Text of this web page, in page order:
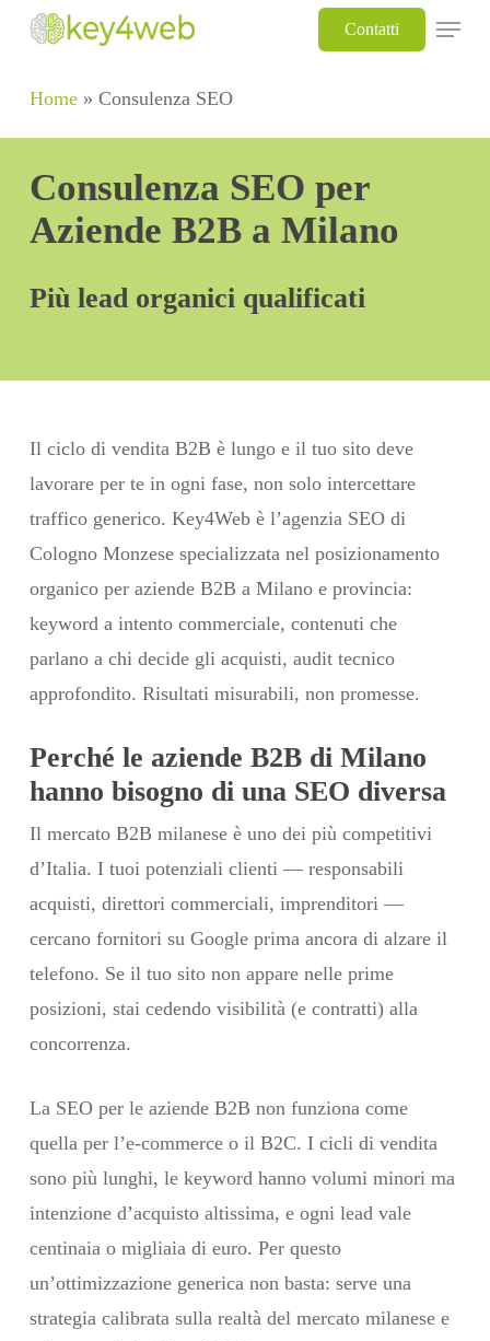
Skip
main
Contatti
Menu
Home» Consulenza SEO
Consulenza SEO per
Aziende B2B a Milano
Più lead organici qualificati
Il ciclo di vendita B2B è lungo e il tuo sito deve
lavorare per te in ogni fase, non solo intercettare
traffico generico. Key4Web è l’agenzia SEO di
Cologno Monzese specializzata nel posizionamento
organico per aziende B2B a Milano e provincia:
keyword a intento commerciale, contenuti che
parlano a chi decide gli acquisti, audit tecnico
approfondito. Risultati misurabili, non promesse.
Perché le aziende B2B di Milano
hanno bisogno di una SEO diversa
Il mercato B2B milanese è uno dei più competitivi
d’Italia. I tuoi potenziali clienti — responsabili
acquisti, direttori commerciali, imprenditori —
cercano fornitori su Google prima ancora di alzare il
telefono. Se il tuo sito non appare nelle prime
posizioni, stai cedendo visibilità (e contratti) alla
concorrenza.
La SEO per le aziende B2B non funziona come
quella per l’e-commerce o il B2C. I cicli di vendita
sono più lunghi, le keyword hanno volumi minori ma
intenzione d’acquisto altissima, e ogni lead vale
centinaia o migliaia di euro. Per questo
un’ottimizzazione generica non basta: serve una
strategia calibrata sulla realtà del mercato milanese e